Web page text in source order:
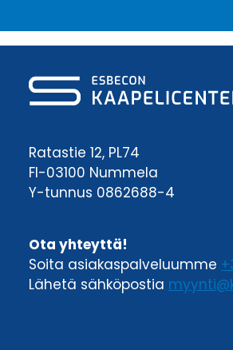
Ratastie 12, PL74
FI-03100 Nummela
Y-tunnus 0862688-4
Ota yhteyttä!
Soita asiakaspalveluumme
Lähetä sähköpostia